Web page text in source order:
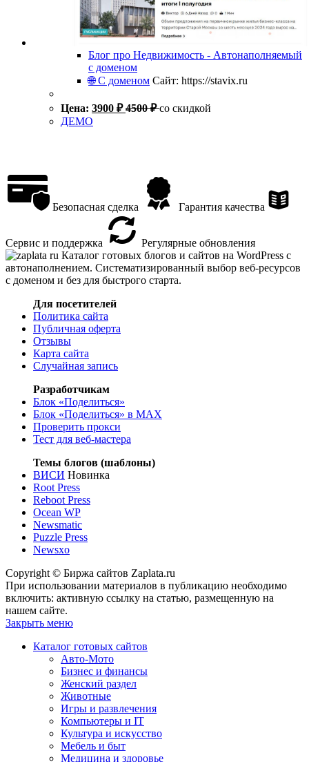
Блог про Недвижимость - Автонаполняемый
с доменом
🌐 С доменом Сайт: https://stavix.ru
Цена: 3900 ₽ 4500₽ со скидкой
ДЕМО
Безопасная сделка Гарантия качества
Сервис и поддержка
Регулярные обновления
Каталог готовых блогов и сайтов на WordPress с
автонаполнением. Систематизированный выбор веб-ресурсов
с доменом и без для быстрого старта.
Для посетителей
Политика сайта
Публичная оферта
Отзывы
Карта сайта
Случайная запись
Разработчикам
Блок «Поделиться»
Блок «Поделиться» в MAX
Проверить прокси
Тест для веб-мастера
Темы блогов (шаблоны)
ВИСИ Новинка
Root Press
Reboot Press
Ocean WP
Newsmatic
Puzzle Press
Newsxo
Copyright © Биржа сайтов Zaplata.ru
При использовании материалов в публикацию необходимо
включить: активную ссылку на статью, размещенную на
нашем сайте.
Закрыть меню
Каталог готовых сайтов
Авто-Мото
Бизнес и финансы
Женский раздел
Животные
Игры и развлечения
Компьютеры и IT
Культура и искусство
Мебель и быт
Медицина и здоровье